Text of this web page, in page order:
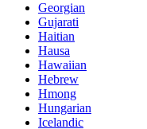
Georgian
Gujarati
Haitian
Hausa
Hawaiian
Hebrew
Hmong
Hungarian
Icelandic